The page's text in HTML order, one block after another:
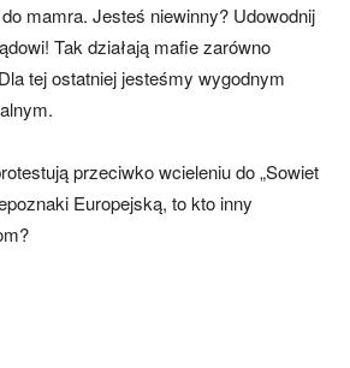
mamra. Jesteś niewinny? Udowodnij
Tak działają mafie zarówno
tej ostatniej jesteśmy wygodnym
przeciwko wcieleniu do „Sowiet
Europejską, to kto inny